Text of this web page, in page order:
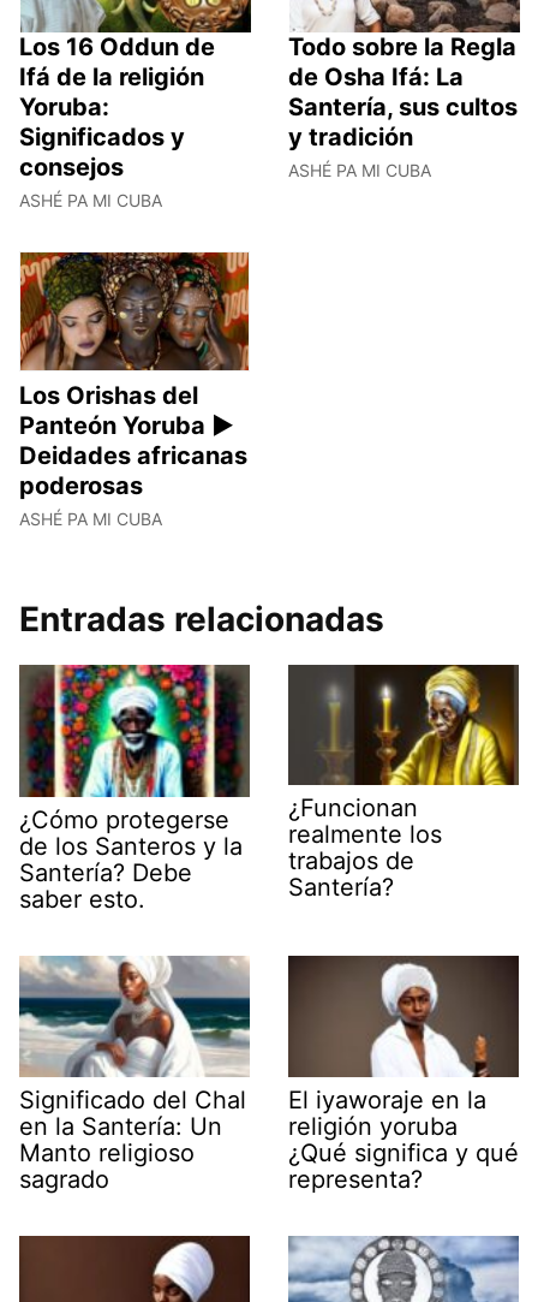
Los 16 Oddun de
Ifá de la religión
Yoruba:
Significados y
consejos
ASHÉ PA MI CUBA
Todo sobre la Regla
de Osha Ifá: La
Santería, sus cultos
y tradición
ASHÉ PA MI CUBA
Los Orishas del
Panteón Yoruba ►
Deidades africanas
poderosas
ASHÉ PA MI CUBA
Entradas relacionadas
¿Cómo protegerse
de los Santeros y la
Santería? Debe
saber esto.
¿Funcionan
realmente los
trabajos de
Santería?
Significado del Chal
en la Santería: Un
Manto religioso
sagrado
El iyaworaje en la
religión yoruba
¿Qué significa y qué
representa?